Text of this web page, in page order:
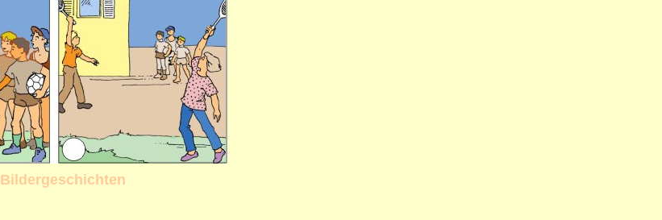
Bildergeschichten